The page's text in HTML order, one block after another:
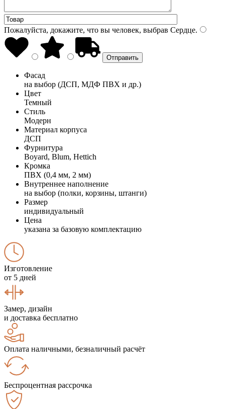
Пожалуйста, докажите, что вы человек, выбрав Сердце.
Фасад
на выбор (ДСП, МДФ ПВХ и др.)
Цвет
Темный
Стиль
Модерн
Материал корпуса
ДСП
Фурнитура
Boyard, Blum, Hettich
Кромка
ПВХ (0,4 мм, 2 мм)
Внутреннее наполнение
на выбор (полки, корзины, штанги)
Размер
индивидуальный
Цена
указана за базовую комплектацию
Изготовление
от 5 дней
Замер, дизайн
и доставка бесплатно
Оплата наличными, безналичный расчёт
Беспроцентная рассрочка